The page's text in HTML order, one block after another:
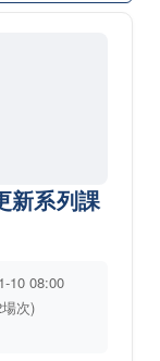
新系列課
10 08:00
次)